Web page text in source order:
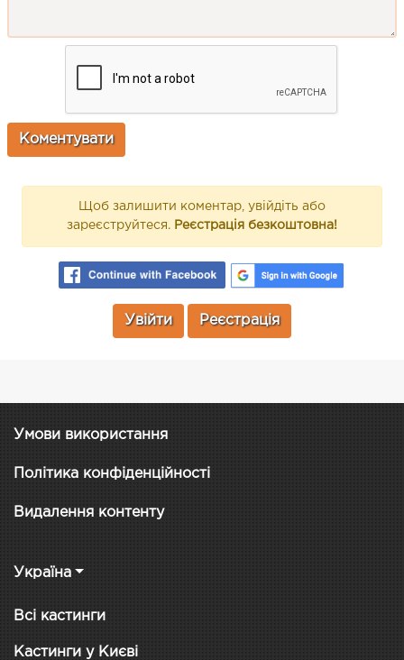
Щоб залишити коментар, увійдіть або
зареєструйтеся. Реєстрація безкоштовна!
Увійти Реєстрація
Умови використання
Політика конфіденційності
Видалення контенту
Україна
Всі кастинги
Кастинги у Києві